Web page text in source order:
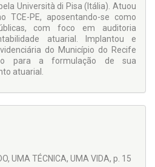
Università di Pisa (Itália). Atuou
PE, aposentando-se como
com foco em auditoria
atuarial. Implantou e
do Município do Recife
para a formulação de sua
atuarial.
UMA TÉCNICA, UMA VIDA, p. 15